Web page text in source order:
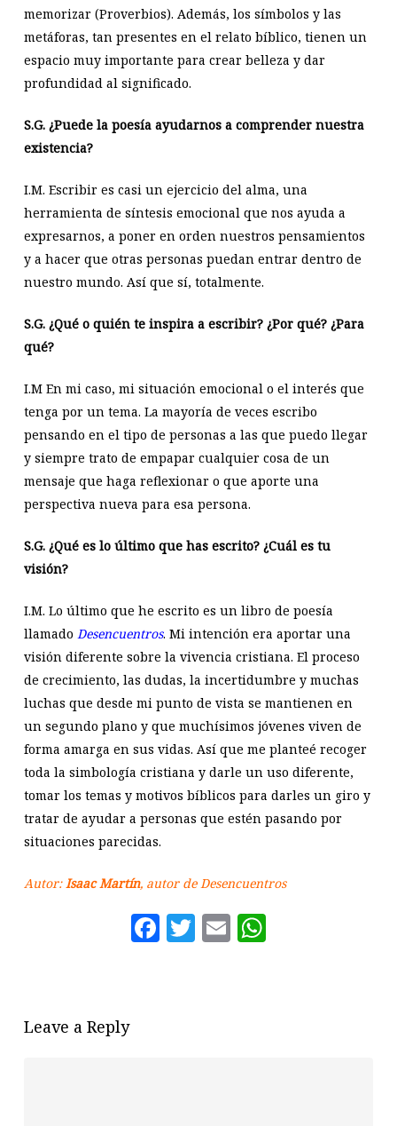
memorizar (Proverbios). Además, los símbolos y las
metáforas, tan presentes en el relato bíblico, tienen un
espacio muy importante para crear belleza y dar
profundidad al significado.
S.G. ¿Puede la poesía ayudarnos a comprender nuestra
existencia?
I.M. Escribir es casi un ejercicio del alma, una
herramienta de síntesis emocional que nos ayuda a
expresarnos, a poner en orden nuestros pensamientos
y a hacer que otras personas puedan entrar dentro de
nuestro mundo. Así que sí, totalmente.
S.G. ¿Qué o quién te inspira a escribir? ¿Por qué? ¿Para
qué?
I.M En mi caso, mi situación emocional o el interés que
tenga por un tema. La mayoría de veces escribo
pensando en el tipo de personas a las que puedo llegar
y siempre trato de empapar cualquier cosa de un
mensaje que haga reflexionar o que aporte una
perspectiva nueva para esa persona.
S.G. ¿Qué es lo último que has escrito? ¿Cuál es tu
visión?
I.M. Lo último que he escrito es un libro de poesía
llamado Desencuentros. Mi intención era aportar una
visión diferente sobre la vivencia cristiana. El proceso
de crecimiento, las dudas, la incertidumbre y muchas
luchas que desde mi punto de vista se mantienen en
un segundo plano y que muchísimos jóvenes viven de
forma amarga en sus vidas. Así que me planteé recoger
toda la simbología cristiana y darle un uso diferente,
tomar los temas y motivos bíblicos para darles un giro y
tratar de ayudar a personas que estén pasando por
situaciones parecidas.
Autor:Isaac Martín, autor de Desencuentros
Facebook
Twitter
Email
Leave a Reply